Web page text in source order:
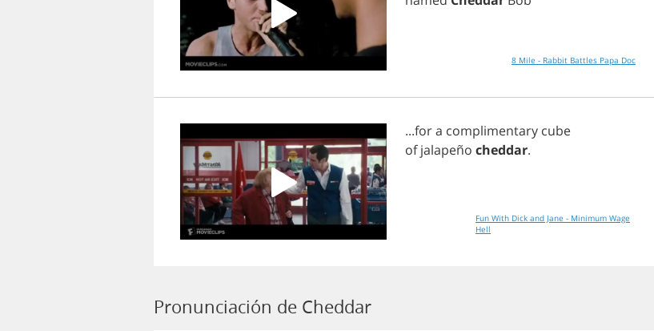
8 Mile - Rabbit Battles Papa Doc
...fora complimentary cube
of jalapeño cheddar.
Fun With Dick and Jane - Minimum Wage
Hell
Pronunciación de Cheddar